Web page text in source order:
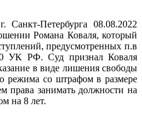
Петербурга 08.08.2022
Романа Коваля, который
предусмотренных п.в
УК РФ. Суд признал Коваля
в виде лишения свободы
режима со штрафом в размере
права занимать должности на
на 8 лет.